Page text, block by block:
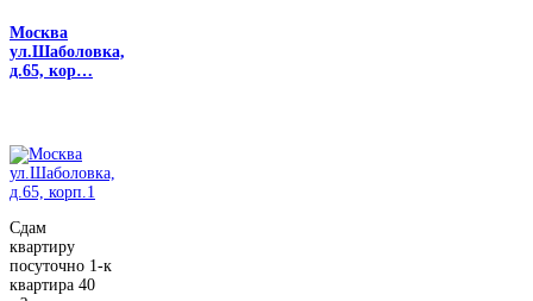
Москва
ул.Шаболовка,
д.65, кор…
Сдам
квартиру
посуточно 1-к
квартира 40